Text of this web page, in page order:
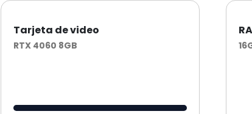
Tarjeta de video
RTX 4060 8GB